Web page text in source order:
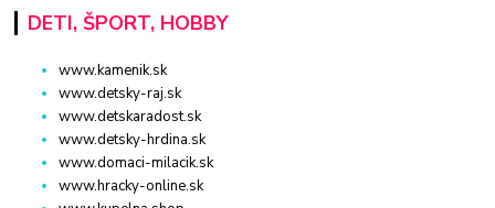
DETI, ŠPORT, HOBBY
www.kamenik.sk
www.detsky-raj.sk
www.detskaradost.sk
www.detsky-hrdina.sk
www.domaci-milacik.sk
www.hracky-online.sk